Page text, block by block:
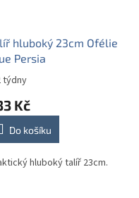
hluboký 23cm Ofélie
Persia
týdny
Kč
Do košíku
hluboký talíř 23cm.